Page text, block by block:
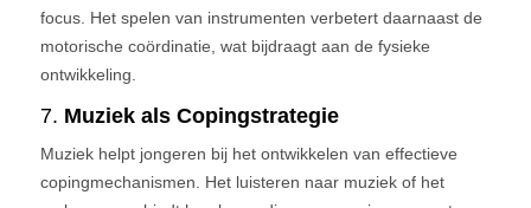
focus. Het spelen van instrumenten verbetert daarnaast de
motorische coördinatie, wat bijdraagt aan de fysieke
ontwikkeling.
7. Muziek als Copingstrategie
Muziek helpt jongeren bij het ontwikkelen van effectieve
copingmechanismen. Het luisteren naar muziek of het